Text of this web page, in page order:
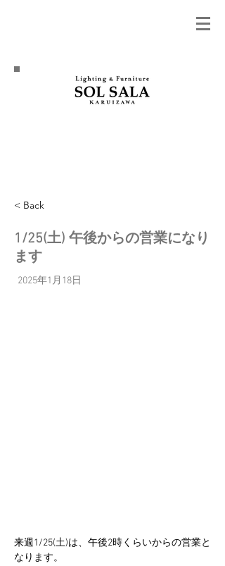
< Back
1/25(土) 午後からの営業になり
ます
2025年1月18日
来週1/25(土)は、午後2時くらいからの営業と
なります。